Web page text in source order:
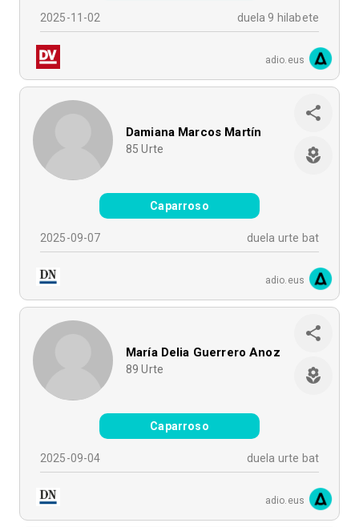
2025-11-02 duela 9 hilabete
adio.eus
Damiana Marcos Martín
85 Urte
Caparroso
2025-09-07 duela urte bat
adio.eus
María Delia Guerrero Anoz
89 Urte
Caparroso
2025-09-04 duela urte bat
adio.eus